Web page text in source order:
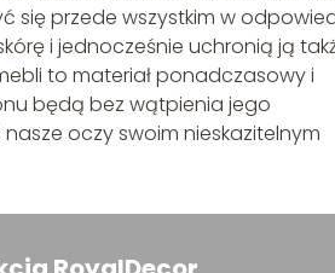
się przede wszystkim w
i jednocześnie uchronią ją
to materiał ponadczasowy i
będą bez wątpienia jego
oczy swoim nieskazitelnym